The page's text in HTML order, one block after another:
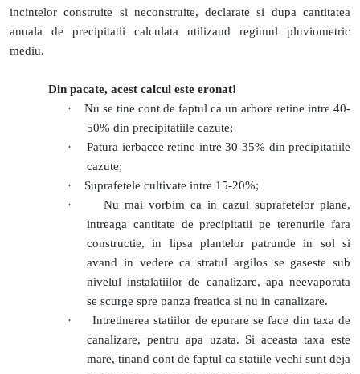
incintelor construite si neconstruite, declarate si dupa cantitatea
anuala de precipitatii calculata utilizand regimul pluviometric
mediu.
Din pacate, acest calcul este eronat!
·
Nu se tine cont de faptul ca un arbore retine intre 40-
50% din precipitatiile cazute;
·
Patura ierbacee retine intre 30-35% din precipitatiile
cazute;
·
Suprafetele cultivate intre 15-20%;
·
Nu mai vorbim ca in cazul suprafetelor plane,
intreaga cantitate de precipitatii pe terenurile fara
constructie, in lipsa plantelor patrunde in sol si
avand in vedere ca stratul argilos se gaseste sub
nivelul instalatiilor de canalizare, apa neevaporata
se scurge spre panza freatica si nu in canalizare.
·
Intretinerea statiilor de epurare se face din taxa de
canalizare, pentru apa uzata. Si aceasta taxa este
mare, tinand cont de faptul ca statiile vechi sunt deja